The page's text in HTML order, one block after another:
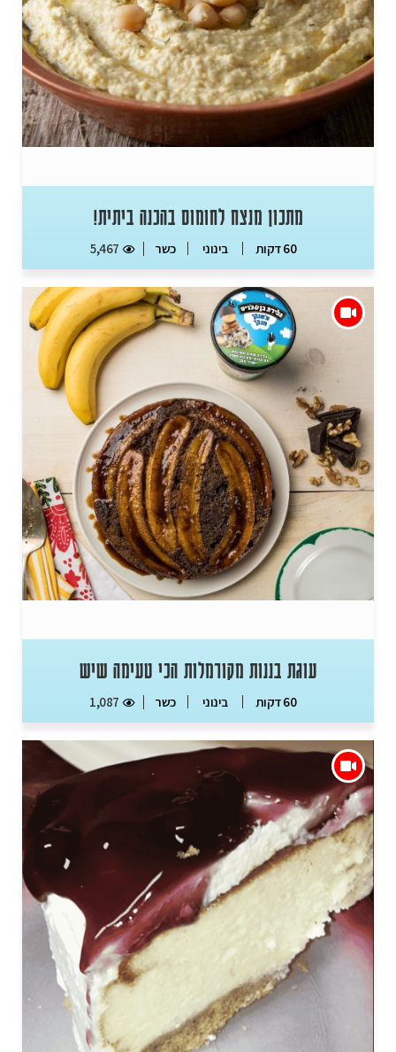
מתכון מנצח לחומוס בהכנה ביתית!
60 דקות בינוני כשר 5,467
עוגת בננות מקורמלות הכי טעימה שיש
60 דקות בינוני כשר 1,087